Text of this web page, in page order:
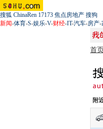
搜狐 ChinaRen 17173 焦点房地产 搜狗
新闻-体育-S-娱乐-V-财经-IT-汽车-房产-
首页
附